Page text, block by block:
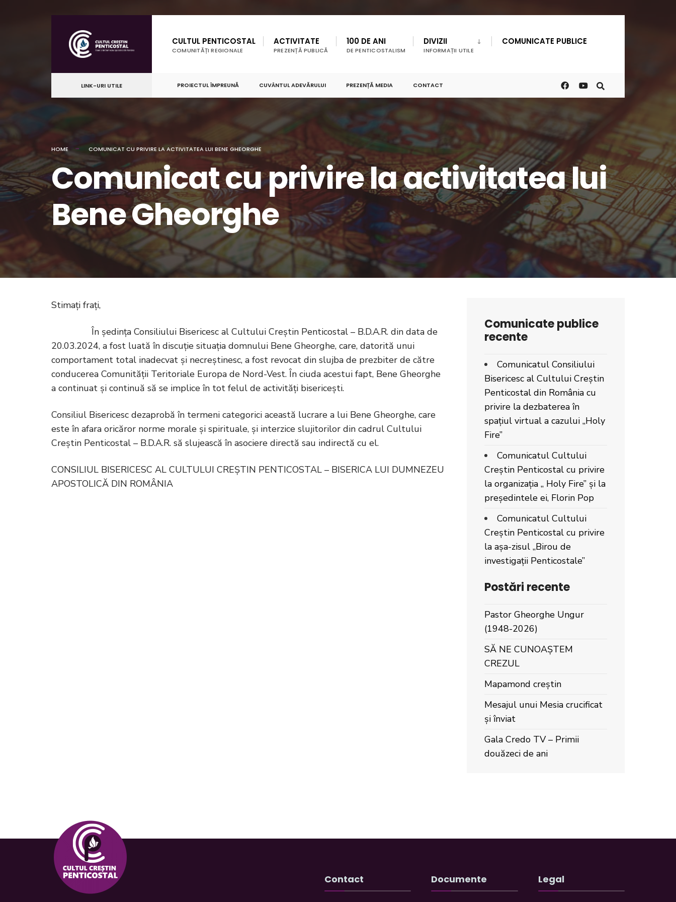
content
CULTUL PENTICOSTAL
COMUNITĂȚI REGIONALE
ACTIVITATE
PREZENȚĂ PUBLICĂ
100 DE ANI
DE PENTICOSTALISM
DIVIZII
INFORMAȚII UTILE
COMUNICATE PUBLICE
LINK-URI UTILE PROIECTUL ÎMPREUNĂ CUVÂNTUL ADEVĂRULUI PREZENȚĂ MEDIA CONTACT
HOME COMUNICAT CU PRIVIRE LA ACTIVITATEA LUI BENE GHEORGHE
Comunicat cu privire la activitatea lui
Bene Gheorghe
Stimați frați,
În ședința Consiliului Bisericesc al Cultului Creștin Penticostal – B.D.A.R. din data de
20.03.2024, a fost luată în discuție situația domnului Bene Gheorghe, care, datorită unui
comportament total inadecvat și necreștinesc, a fost revocat din slujba de prezbiter de către
conducerea Comunității Teritoriale Europa de Nord-Vest. În ciuda acestui fapt, Bene Gheorghe
a continuat și continuă să se implice în tot felul de activități bisericești.
Consiliul Bisericesc dezaprobă în termeni categorici această lucrare a lui Bene Gheorghe, care
este în afara oricăror norme morale și spirituale, și interzice slujitorilor din cadrul Cultului
Creștin Penticostal – B.D.A.R. să slujească în asociere directă sau indirectă cu el.
CONSILIUL BISERICESC AL CULTULUI CREȘTIN PENTICOSTAL – BISERICA LUI DUMNEZEU
APOSTOLICĂ DIN ROMÂNIA
Comunicate publice
recente
Comunicatul Consiliului
Bisericesc al Cultului Creștin
Penticostal din România cu
privire la dezbaterea în
spațiul virtual a cazului „Holy
Fire”
Comunicatul Cultului
Creștin Penticostal cu privire
la organizația „ Holy Fire” și la
președintele ei, Florin Pop
Comunicatul Cultului
Creștin Penticostal cu privire
la așa-zisul „Birou de
investigații Penticostale”
Postări recente
Pastor Gheorghe Ungur
(1948-2026)
SĂ NE CUNOAȘTEM
CREZUL
Mapamond creștin
Mesajul unui Mesia crucificat
și înviat
Gala Credo TV – Primii
douăzeci de ani
Contact Documente Legal